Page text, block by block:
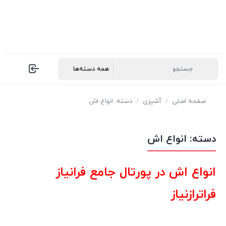
صفحه اصلی / آشپزی / دسته: انواع اش
دسته: انواع اش
انواع اش در پورتال جامع فرانیاز
فراترازنیاز